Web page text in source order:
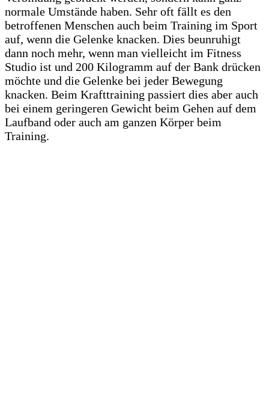
normale Umstände haben. Sehr oft fällt es den
betroffenen Menschen auch beim Training im Sport
auf, wenn die Gelenke knacken. Dies beunruhigt
dann noch mehr, wenn man vielleicht im Fitness
Studio ist und 200 Kilogramm auf der Bank drücken
möchte und die Gelenke bei jeder Bewegung
knacken. Beim Krafttraining passiert dies aber auch
bei einem geringeren Gewicht beim Gehen auf dem
Laufband oder auch am ganzen Körper beim
Training.